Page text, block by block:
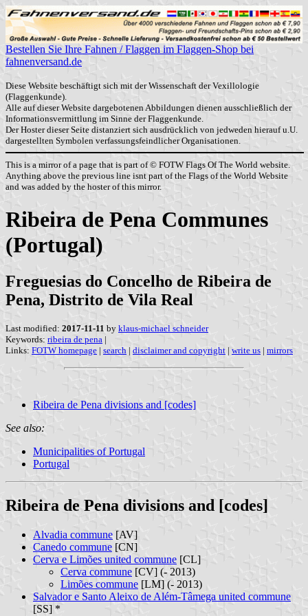
Bestellen Sie Ihre Fahnen / Flaggen im Flaggen-Shop bei
fahnenversand.de
Diese Website beschäftigt sich mit der Wissenschaft der Vexillologie
(Flaggenkunde).
Alle auf dieser Website dargebotenen Abbildungen dienen ausschließlich der
Informationsvermittlung im Sinne der Flaggenkunde.
Der Hoster dieser Seite distanziert sich ausdrücklich von jedweden hierauf u.U.
dargestellten Symbolen verfassungsfeindlicher Organisationen.
This is a mirror of a page that is part of © FOTW Flags Of The World website.
Anything above the previous line isnt part of the Flags of the World Website
and was added by the hoster of this mirror.
Ribeira de Pena Communes
(Portugal)
Freguesias do Concelho de Ribeira de
Pena, Distrito de Vila Real
Last modified: 2017-11-11 by klaus-michael schneider
Keywords: ribeira de pena |
Links: FOTW homepage | search | disclaimer and copyright | write us | mirrors
Ribeira de Pena divisions and [codes]
See also:
Municipalities of Portugal
Portugal
Ribeira de Pena divisions and [codes]
Alvadia commune [AV]
Canedo commune [CN]
Cerva e Limões united commune [CL]
Cerva commune [CV] (- 2013)
Limões commune [LM] (- 2013)
Salvador e Santo Aleixo de Além-Tâmega united commune
[SS] *